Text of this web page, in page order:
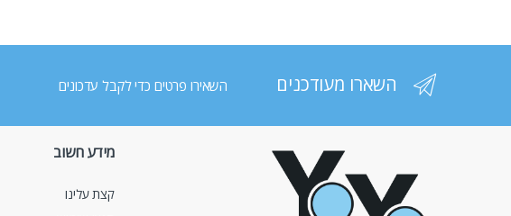
השארו מעודכנים השאירו פרטים כדי לקבל עדכונים
מידע חשוב
קצת עלינו